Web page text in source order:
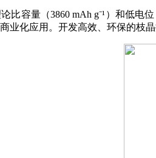
容量（3860 mAh g⁻¹）和低电位
业化应用。开发高效、环保的枝